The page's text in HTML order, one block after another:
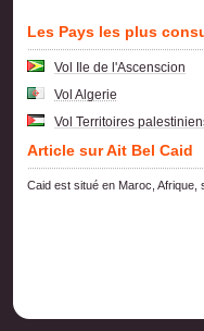
Les Pays les plus
Vol Ile de l'Ascenscion
Vol Algerie
Vol Territoires
Article sur Ait Bel Caid
Caid est situé en Maroc, Afrique,